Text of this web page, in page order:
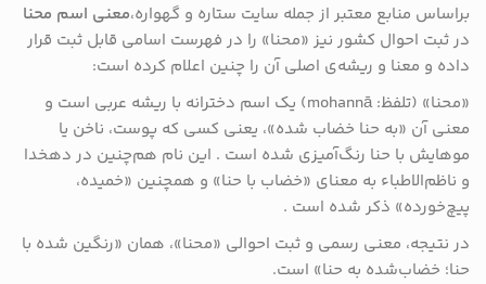
براساس منابع معتبر از جمله سایت ستاره و گهواره،معنی اسم محنا
در ثبت احوال کشور نیز «محنا» را در فهرست اسامی قابل ثبت قرار
داده و معنا و ریشه‌ی اصلی آن را چنین اعلام کرده است:
«محنا» (تلفظ: mohannā) یک اسم دخترانه با ریشه عربی است و
معنی آن «به حنا خضاب‌ شده»، یعنی کسی که پوست، ناخن یا
موهایش با حنا رنگ‌آمیزی شده است . این نام هم‌چنین در دهخدا
و ناظم‌الاطباء به معنای «خضاب با حنا» و همچنین «خمیده،
پیچ‌خورده» ذکر شده است .
در نتیجه، معنی رسمی و ثبت احوالی «محنا»، همان «رنگین‌ شده با
حنا؛ خضاب‌شده به حنا» است.